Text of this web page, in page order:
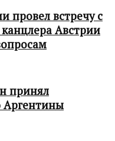
провел встречу с
Австрии
принял
Аргентины